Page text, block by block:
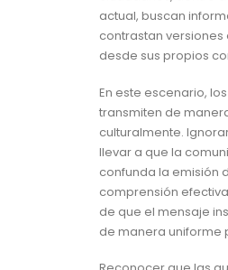
actual, buscan
contrastan
desde sus propios
En este escenario,
transmiten de
culturalmente.
llevar a que la
confunda la emisión
comprensión
de que el mensaje
de manera uniforme